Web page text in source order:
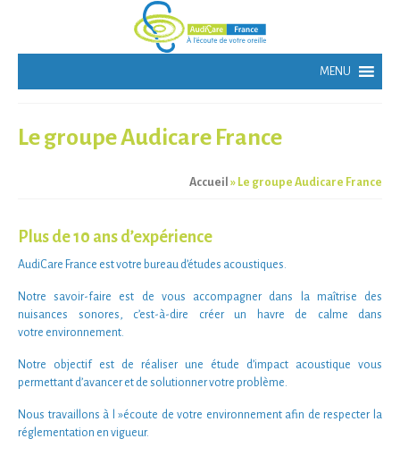
Le groupe Audicare France
Accueil » Le groupe Audicare France
Plus de 10 ans d’expérience
AudiCare France est votre bureau d’études acoustiques.
Notresavoir-faire est de vous accompagner dans la maîtrise des
nuisances sonores, c’est-à-dire créer un havre de calme dans
votre environnement.
Notre objectif est de réaliser une étude d’impact acoustique vous
permettant d’avancer et de solutionner votre problème.
Nous travaillons à l »écoute de votre environnement afin de respecter la
réglementation en vigueur.